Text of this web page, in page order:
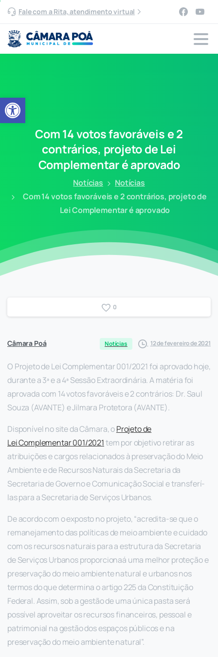
Abrir a barra de ferramentas
Fale com a Rita, atendimento virtual
Com14votosfavoráveis e2
contrários, projetodeLei
Complementaréaprovado
Notícias
Notícias
Com 14 votos favoráveis e 2 contrários, projeto de
Lei Complementar é aprovado
0
Câmara Poá Notícias 12 de fevereiro de 2021
O Projeto de Lei Complementar 001/2021 foi aprovado hoje,
durante a 3ª e a 4ª Sessão Extraordinária. A matéria foi
aprovada com 14 votos favoráveis e 2 contrários: Dr. Saul
Souza (AVANTE) e Jilmara Protetora (AVANTE).
Disponível no site da Câmara, oProjeto de
Lei Complementar 001/2021tem por objetivo retirar as
atribuições e cargos relacionados à preservação do Meio
Ambiente e de Recursos Naturais da Secretaria da
Secretaria de Governo e Comunicação Social e transferí-
las para a Secretaria de Serviços Urbanos.
De acordo com o exposto no projeto, “acredita-se que o
remanejamento das políticas de meio ambiente e cuidado
com os recursos naturais para a estrutura da Secretaria
de Serviços Urbanos proporcionaá uma melhor proteção e
preservação do meio ambiente natural e urbanos nos
termos do que determina o artigo 225 da Constituição
Federal. Assim, sob a gestão de uma única pasta será
possível aproveitar os recursos financeiros, pessoal e
patrimonial na gestão dos espaços públicos e na
preservação do meio ambiente natural”.